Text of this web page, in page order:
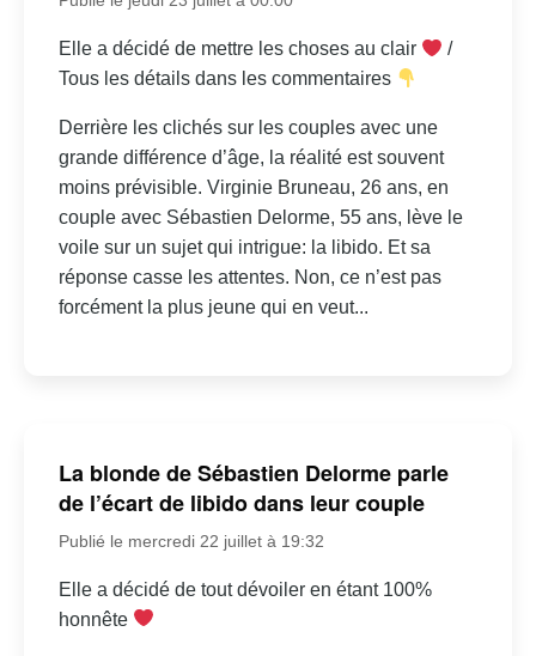
Elle a décidé de mettre les choses au clair
/
Tous les détails dans les commentaires
Derrière les clichés sur les couples avec une
grande différence d’âge, la réalité est souvent
moins prévisible. Virginie Bruneau, 26 ans, en
couple avec Sébastien Delorme, 55 ans, lève le
voile sur un sujet qui intrigue: la libido. Et sa
réponse casse les attentes. Non, ce n’est pas
forcément la plus jeune qui en veut...
La blonde de Sébastien Delorme parle
de l’écart de libido dans leur couple
Publié le mercredi 22 juillet à 19:32
Elle a décidé de tout dévoiler en étant 100%
honnête